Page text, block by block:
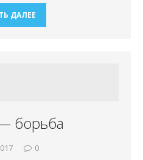
ДАЛЕЕ
борьба
0